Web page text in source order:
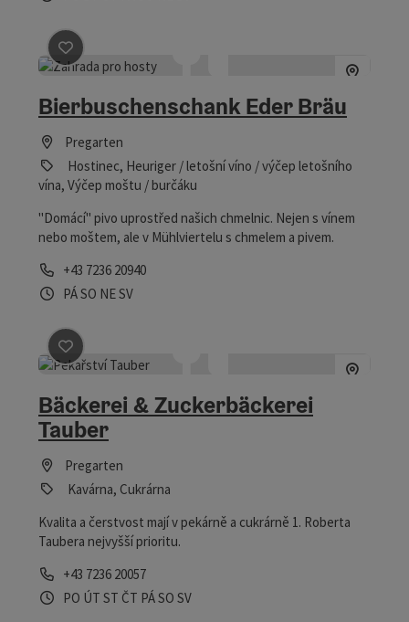
Označit příspěvek : Bierbuschenschank Eder Bräu
Bierbuschenschank Eder Bräu
Pregarten
Hostinec, Heuriger / letošní víno / výčep letošního
vína, Výčep moštu / burčáku
"Domácí" pivo uprostřed našich chmelnic. Nejen s vínem
nebo moštem, ale v Mühlviertelu s chmelem a pivem.
telefon
+43 7236 20940
Otevírací doba
PÁ Otevřeno v pátek
SO Otevřeno v sobotu
NE Otevřeno v neděli
SVOtevřeno o svátcích
Označit příspěvek : Bäckerei & Zuckerbäckerei Tauber
Bäckerei & Zuckerbäckerei
Tauber
Pregarten
Kavárna, Cukrárna
Kvalita a čerstvost mají v pekárně a cukrárně 1. Roberta
Taubera nejvyšší prioritu.
telefon
+43 7236 20057
Otevírací doba
PO Otevřeno v pondělí
ÚT Otevřeno v úterý
ST Otevřeno ve středu
ČT Otevřeno ve čtvrtek
PÁ Otevřeno v pátek
SO Otevřeno v sobotu
SVOtevřeno o svátcích